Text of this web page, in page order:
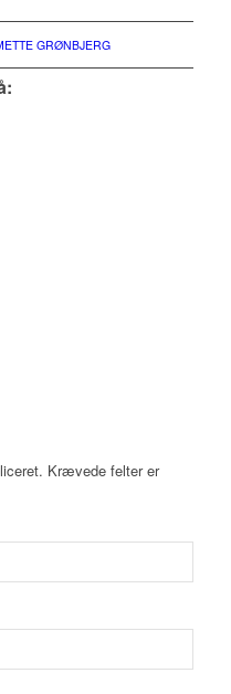
GRØNBJERG
Krævede felter er